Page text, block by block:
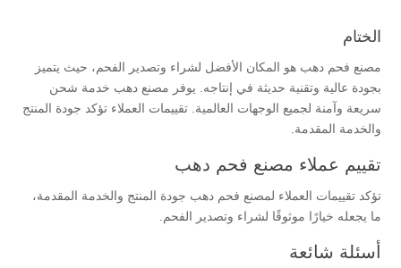
الختام
مصنع فحم دهب هو المكان الأفضل لشراء وتصدير الفحم، حيث يتميز
بجودة عالية وتقنية حديثة في إنتاجه. يوفر مصنع دهب خدمة شحن
سريعة وآمنة لجميع الوجهات العالمية. تقييمات العملاء تؤكد جودة المنتج
والخدمة المقدمة.
تقييم عملاء مصنع فحم دهب
تؤكد تقييمات العملاء لمصنع فحم دهب جودة المنتج والخدمة المقدمة،
ما يجعله خيارًا موثوقًا لشراء وتصدير الفحم.
أسئلة شائعة